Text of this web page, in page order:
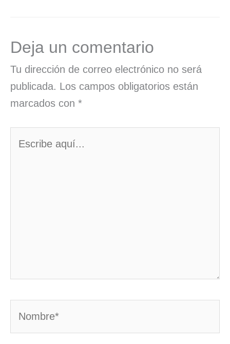
Deja un comentario
Tu dirección de correo electrónico no será
publicada. Los campos obligatorios están
marcados con *